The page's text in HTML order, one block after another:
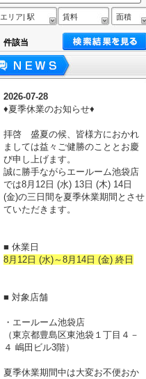
エリア| 駅 賃料 面積
件該当
2026-07-28
♦︎夏季休業のお知らせ♦︎
拝啓 盛夏の候、皆様方におかれ
ましては益々ご健勝のこととお慶
び申し上げます。
誠に勝手ながらエールーム池袋店
では8月12日 (水) 13日 (木) 14日
(金)の三日間を夏季休業期間とさせ
ていただきます。
■ 休業日
8月12日 (水)～8月14日 (金) 終日
■ 対象店舗
・エールーム池袋店
（東京都豊島区東池袋１丁目４－
４ 嶋田ビル3階）
夏季休業期間中は大変お不便おか